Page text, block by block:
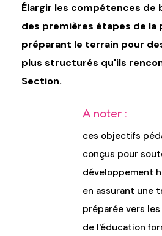
Élargir les compétences de
des premières étapes de la
préparant le terrain pour
plus structurés qu'ils
Section.
A noter :
ces objectifs
conçus pour
développement
en assurant une
préparée vers
de l'éducation